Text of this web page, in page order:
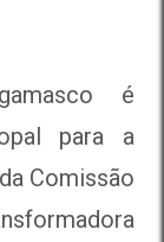
é
para a
Comissão